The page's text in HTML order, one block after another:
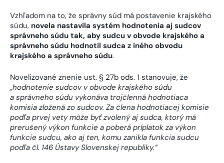
Vzhľadom na to, že správny súd má postavenie krajského
súdu, novela nastavila systém hodnotenia aj sudcov
správneho súdu tak, aby sudcu v obvode krajského a
správneho súdu hodnotil sudca z iného obvodu
krajského a správneho súdu.
Novelizované znenie ust. § 27b ods. 1 stanovuje, že
„hodnotenie sudcov v obvode krajského súdu
a správneho súdu vykonáva trojčlenná hodnotiaca
komisia zložená zo sudcov. Za člena hodnotiacej komisie
podľa prvej vety môže byť zvolený aj sudca, ktorý má
prerušený výkon funkcie a poberá príplatok za výkon
funkcie sudcu, ako aj ten, komu zanikla funkcia sudcu
podľa čl. 146 Ústavy Slovenskej republiky.“